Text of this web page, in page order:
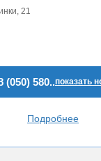
21
(050) 580..показать
Подробнее